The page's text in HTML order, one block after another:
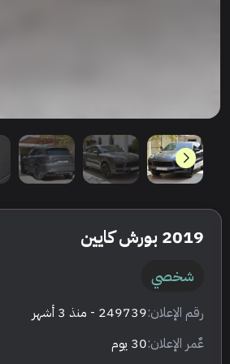
2019 بورش كايين
شخصي
رقم الإعلان:249739 - منذ 3 أشهر
عٌمر الإعلان:30 يوم